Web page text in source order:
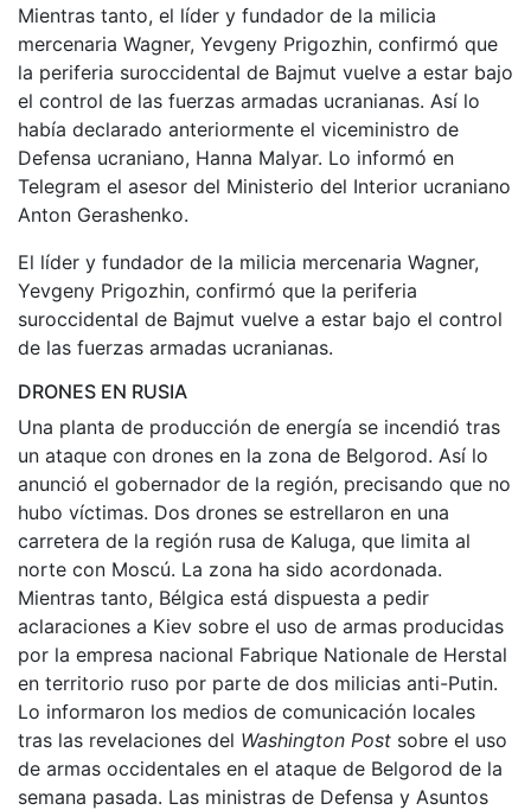
Mientras tanto, el líder y fundador de la milicia
mercenaria Wagner, Yevgeny Prigozhin, confirmó que
la periferia suroccidental de Bajmut vuelve a estar bajo
el control de las fuerzas armadas ucranianas. Así lo
había declarado anteriormente el viceministro de
Defensa ucraniano, Hanna Malyar. Lo informó en
Telegram el asesor del Ministerio del Interior ucraniano
Anton Gerashenko.
El líder y fundador de la milicia mercenaria Wagner,
Yevgeny Prigozhin, confirmó que la periferia
suroccidental de Bajmut vuelve a estar bajo el control
de las fuerzas armadas ucranianas.
DRONES EN RUSIA
Una planta de producción de energía se incendió tras
un ataque con drones en la zona de Belgorod. Así lo
anunció el gobernador de la región, precisando que no
hubo víctimas. Dos drones se estrellaron en una
carretera de la región rusa de Kaluga, que limita al
norte con Moscú. La zona ha sido acordonada.
Mientras tanto, Bélgica está dispuesta a pedir
aclaraciones a Kiev sobre el uso de armas producidas
por la empresa nacional Fabrique Nationale de Herstal
en territorio ruso por parte de dos milicias anti-Putin.
Lo informaron los medios de comunicación locales
tras las revelaciones del Washington Post sobre el uso
de armas occidentales en el ataque de Belgorod de la
semana pasada. Las ministras de Defensa y Asuntos